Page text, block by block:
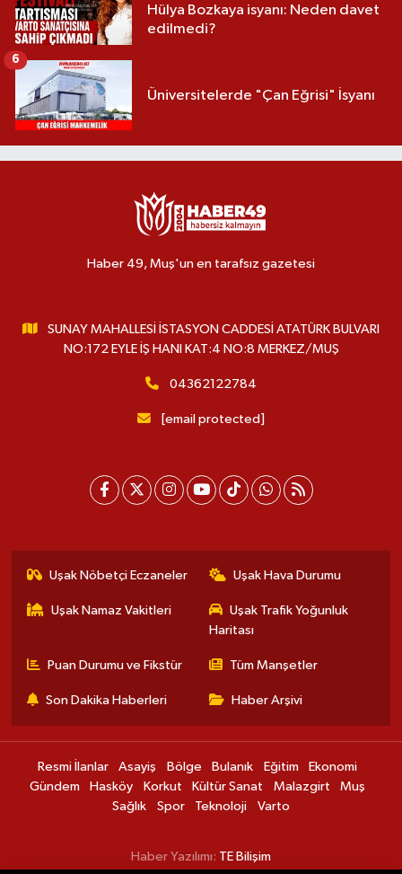
Hülya Bozkaya isyanı: Neden davet
edilmedi?
Üniversitelerde "Çan Eğrisi" İsyanı
6
Haber 49, Muş'un en tarafsız gazetesi
SUNAY MAHALLESİ İSTASYON CADDESİ ATATÜRK BULVARI
NO:172 EYLE İŞ HANI KAT:4 NO:8 MERKEZ/MUŞ
04362122784
[email protected]
Uşak Nöbetçi Eczaneler Uşak Hava Durumu
Uşak Namaz Vakitleri
Uşak Trafik Yoğunluk
Haritası
Puan Durumu ve Fikstür Tüm Manşetler
Son Dakika Haberleri Haber Arşivi
Resmi İlanlar Asayiş Bölge Bulanık Eğitim
Ekonomi
Gündem
Hasköy Korkut Kültür Sanat Malazgirt
Muş
Sağlık
Spor Teknoloji Varto
Haber Yazılımı: TE Bilişim